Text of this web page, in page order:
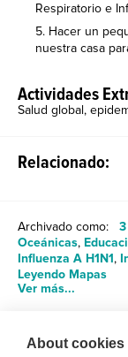
Respiratorio e
Hacer un
nuestra casa
Actividades
Salud global,
Relacionado:
Archivado como:
Oceánicas,
Influenza A H1N1,
Leyendo Mapas
Ver más...
About cookies